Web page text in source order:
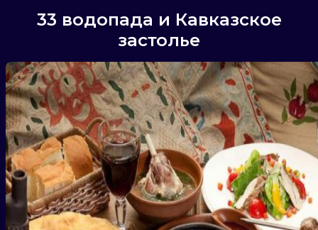
33 водопада и Кавказское
застолье